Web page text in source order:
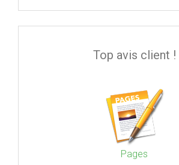
Top avis client !
Pages